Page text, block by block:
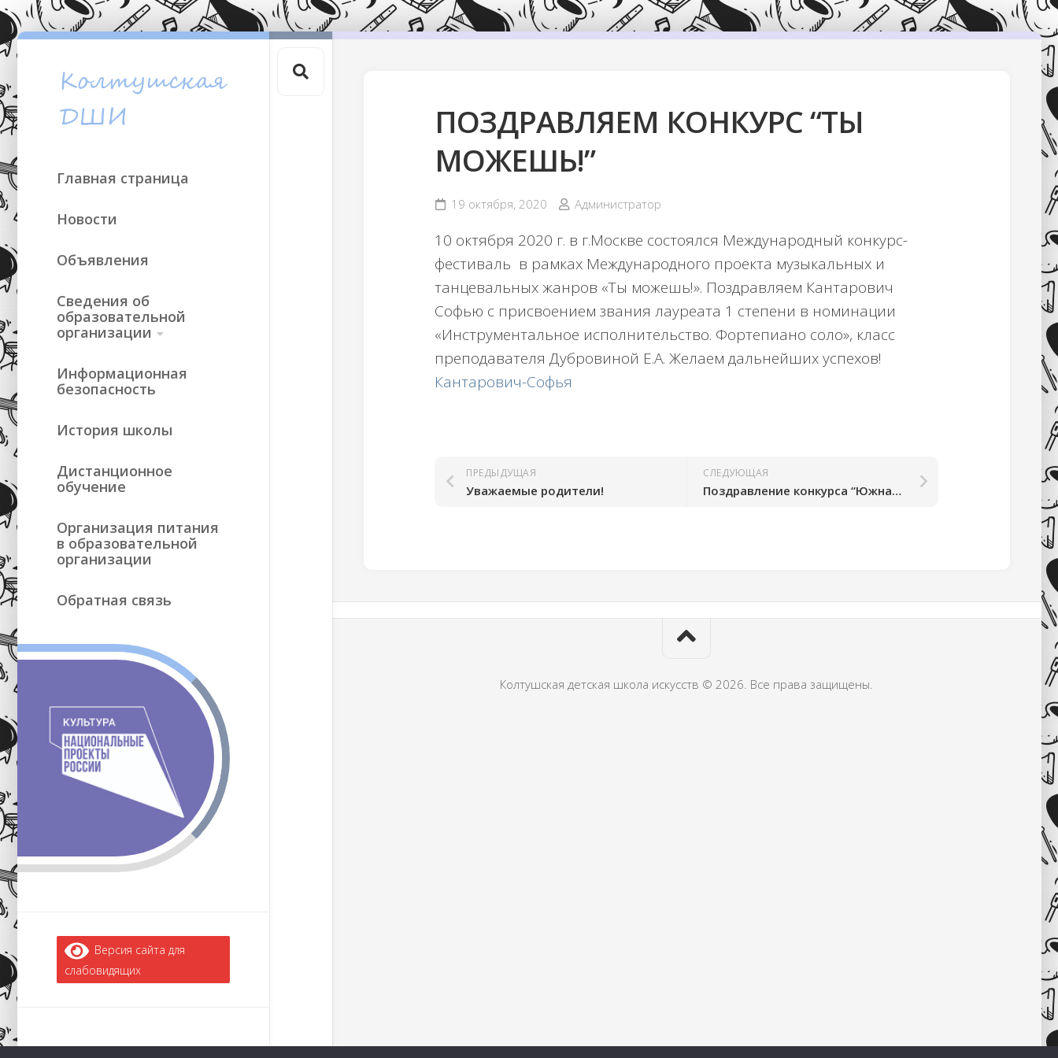
Skip
to
Главная страница
Новости
Объявления
Сведения об
образовательной
организации
Информационная
безопасность
История школы
Дистанционное
обучение
Организация питания
в образовательной
организации
Обратная связь
Версия сайта для
слабовидящих
ПОЗДРАВЛЯЕМ КОНКУРС “ТЫ
МОЖЕШЬ!”
19 октября, 2020 Администратор
10 октября 2020 г. в г.Москве состоялся Международный конкурс-
фестиваль в рамках Международного проекта музыкальных и
танцевальных жанров «Ты можешь!». Поздравляем Кантарович
Софью с присвоением звания лауреата 1 степени в номинации
«Инструментальное исполнительство. Фортепиано соло», класс
преподавателя Дубровиной Е.А. Желаем дальнейших успехов!
Кантарович-Софья
СЛЕДУЮЩАЯ
Поздравление конкурса “Южная звезда” 07.10.2020 г.
ПРЕДЫДУЩАЯ
Уважаемые родители!
Колтушская детская школа искусств © 2026. Все права защищены.